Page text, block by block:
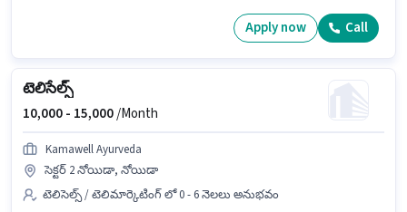
Apply now Call
టెలిసేల్స్
10,000 - 15,000/Month
Kamawell Ayurveda
సెక్టర్ 2 నోయిడా, నోయిడా
టెలిసెల్స్ / టెలిమార్కెటింగ్ లో 0 - 6 నెలలు అనుభవం